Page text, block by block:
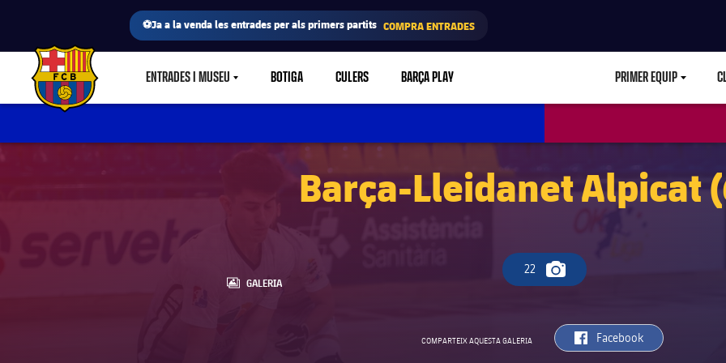
⚽Ja a la venda les entrades per als primers partits COMPRA ENTRADES
FC Barcelona club badge ENTRADES I MUSEULABEL.SHARE.CARETDOWN
BOTIGA CULERS BARÇA PLAY PRIMER EQUIP
Barça-Lleidanet Alpicat
22
Icona de càmera
LABEL.ARIA.GALLERY
GALERIA
COMPARTEIX AQUESTA GALERIA label.aria.facebook
Facebook